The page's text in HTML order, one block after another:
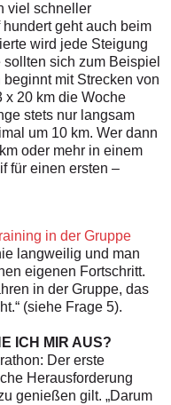
viel schneller
geht auch beim
wird jede Steigung
sollten sich zum Beispiel
mit Strecken von
x 20 km die Woche
stets nur langsam
um 10 km. Wer dann
oder mehr in einem
für einen ersten –
in der Gruppe
langweilig und man
eigenen Fortschritt.
in der Gruppe, das
(siehe Frage 5).
ICH MIR AUS?
Der erste
Herausforderung
genießen gilt. „Darum